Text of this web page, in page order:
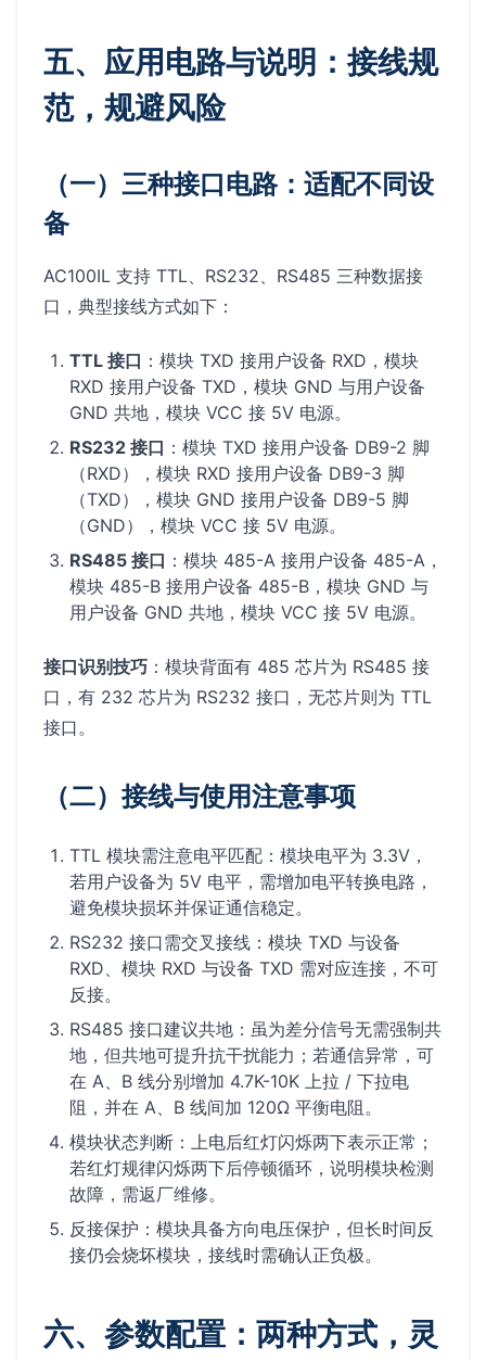
五、应用电路与说明：接线规
范，规避风险
（一）三种接口电路：适配不同设
备
AC100IL 支持 TTL、RS232、RS485 三种数据接
口，典型接线方式如下：
TTL 接口 ：模块 TXD 接用户设备 RXD，模块
RXD 接用户设备 TXD，模块 GND 与用户设备
GND 共地，模块 VCC 接 5V 电源。
RS232 接口 ：模块 TXD 接用户设备 DB9-2 脚
（RXD），模块 RXD 接用户设备 DB9-3 脚
（TXD），模块 GND 接用户设备 DB9-5 脚
（GND），模块 VCC 接 5V 电源。
RS485 接口 ：模块 485-A 接用户设备 485-A，
模块 485-B 接用户设备 485-B，模块 GND 与
用户设备 GND 共地，模块 VCC 接 5V 电源。
接口识别技巧 ：模块背面有 485 芯片为 RS485 接
口，有 232 芯片为 RS232 接口，无芯片则为 TTL
接口。
（二）接线与使用注意事项
TTL 模块需注意电平匹配：模块电平为 3.3V，
若用户设备为 5V 电平，需增加电平转换电路，
避免模块损坏并保证通信稳定。
RS232 接口需交叉接线：模块 TXD 与设备
RXD、模块 RXD 与设备 TXD 需对应连接，不可
反接。
RS485 接口建议共地：虽为差分信号无需强制共
地，但共地可提升抗干扰能力；若通信异常，可
在 A、B 线分别增加 4.7K-10K 上拉 / 下拉电
阻，并在 A、B 线间加 120Ω 平衡电阻。
模块状态判断：上电后红灯闪烁两下表示正常；
若红灯规律闪烁两下后停顿循环，说明模块检测
故障，需返厂维修。
反接保护：模块具备方向电压保护，但长时间反
接仍会烧坏模块，接线时需确认正负极。
六、参数配置：两种方式，灵